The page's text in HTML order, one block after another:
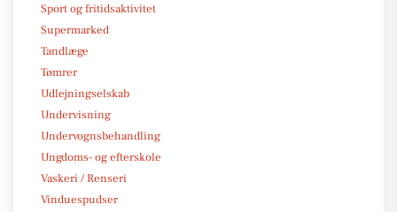
Sport og fritidsaktivitet
Supermarked
Tandlæge
Tømrer
Udlejningselskab
Undervisning
Undervognsbehandling
Ungdoms- og efterskole
Vaskeri / Renseri
Vinduespudser